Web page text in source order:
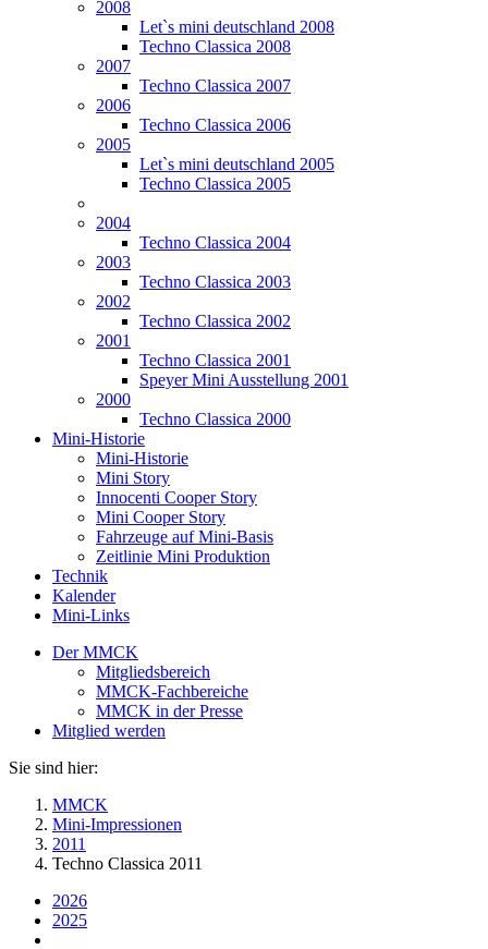
2008
Let`s mini deutschland 2008
Techno Classica 2008
2007
Techno Classica 2007
2006
Techno Classica 2006
2005
Let`s mini deutschland 2005
Techno Classica 2005
2004
Techno Classica 2004
2003
Techno Classica 2003
2002
Techno Classica 2002
2001
Techno Classica 2001
Speyer Mini Ausstellung 2001
2000
Techno Classica 2000
Mini-Historie
Mini-Historie
Mini Story
Innocenti Cooper Story
Mini Cooper Story
Fahrzeuge auf Mini-Basis
Zeitlinie Mini Produktion
Technik
Kalender
Mini-Links
Der MMCK
Mitgliedsbereich
MMCK-Fachbereiche
MMCK in der Presse
Mitglied werden
Sie sind hier:
MMCK
Mini-Impressionen
2011
Techno Classica 2011
2026
2025